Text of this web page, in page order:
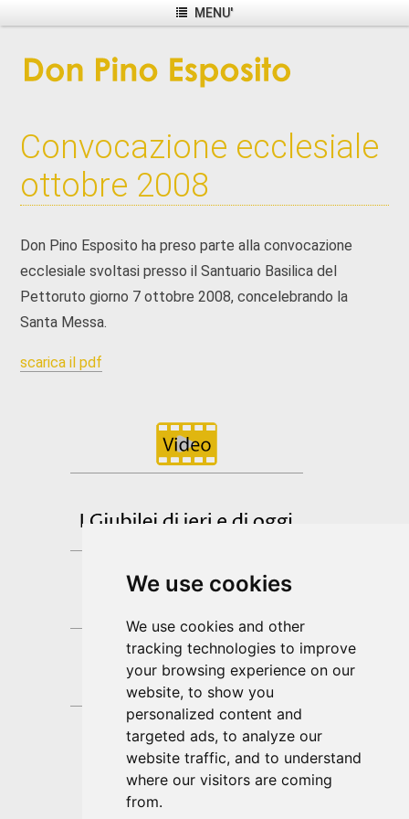
We use cookies
We use cookies and other
tracking technologies to improve
your browsing experience on our
website, to show you
personalized content and
targeted ads, to analyze our
website traffic, and to understand
where our visitors are coming
from.
MENU'
Convocazione ecclesiale
ottobre 2008
Don Pino Esposito ha preso parte alla convocazione
ecclesiale svoltasi presso il Santuario Basilica del
Pettoruto giorno 7 ottobre 2008, concelebrando la
Santa Messa.
scarica il pdf
Don Pino Esposito